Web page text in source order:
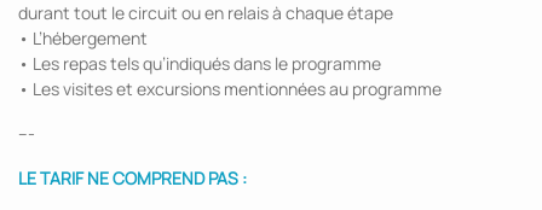
durant tout le circuit ou en relais à chaque étape
• L’hébergement
• Les repas tels qu’indiqués dans le programme
• Les visites et excursions mentionnées au programme
---
LE TARIF NE COMPREND PAS :